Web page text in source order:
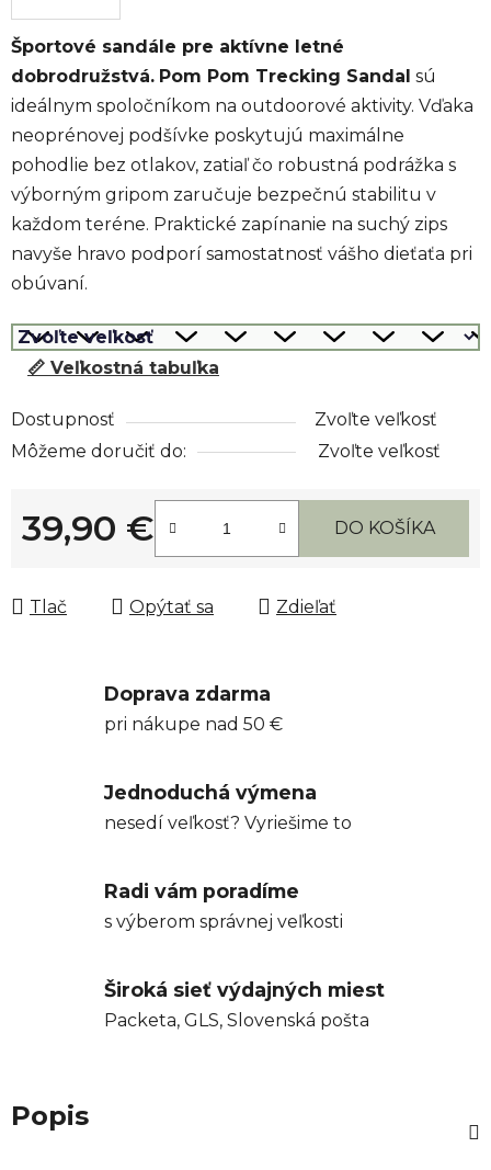
Športové sandále pre aktívne letné
dobrodružstvá. Pom Pom Trecking Sandal sú
ideálnym spoločníkom na outdoorové aktivity. Vďaka
neoprénovej podšívke poskytujú maximálne
pohodlie bez otlakov, zatiaľ čo robustná podrážka s
výborným gripom zaručuje bezpečnú stabilitu v
každom teréne. Praktické zapínanie na suchý zips
navyše hravo podporí samostatnosť vášho dieťaťa pri
obúvaní.
📏 Veľkostná tabuľka
Dostupnosť
Zvoľte veľkosť
Môžeme doručiť do:
Zvoľte veľkosť
39,90 €
Jednotková cena:
DO KOŠÍKA
Tlač Opýtať sa Zdieľať
Doprava zdarma
pri nákupe nad 50 €
Jednoduchá výmena
nesedí veľkosť? Vyriešime to
Radi vám poradíme
s výberom správnej veľkosti
Široká sieť výdajných miest
Packeta, GLS, Slovenská pošta
Popis